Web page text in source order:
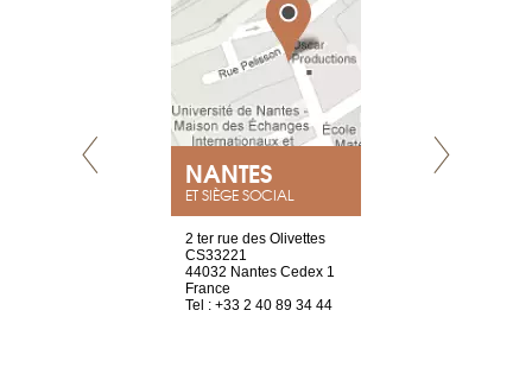
NANTES
ET SIÈGE SOCIAL
2 ter rue des Olivettes
CS33221
44032 Nantes Cedex 1
France
Tel : +33 2 40 89 34 44